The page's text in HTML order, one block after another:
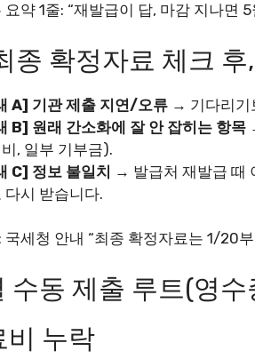
요약 1줄: “재발급이 답, 마감 지나면
종 확정자료 체크 후
A] 기관 제출 지연/오류 → 기다리기
B] 원래 간소화에 잘 안 잡히는 항목
, 일부 기부금).
C] 정보 불일치 → 발급처 재발급 때
다시 받습니다.
국세청 안내 “최종 확정자료는 1/20
수동 제출 루트(영수
비 누락